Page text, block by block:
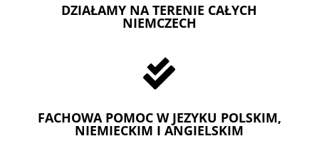
DZIAŁAMY NA TERENIE CAŁYCH
NIEMCZECH

FACHOWA POMOC W JEZYKU POLSKIM,
NIEMIECKIM I ANGIELSKIM